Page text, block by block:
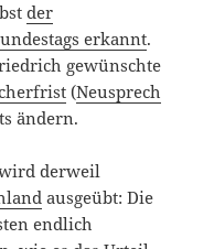
der
erkannt.
gewünschte
(Neusprech
ändern.
derweil
ausgeübt: Die
endlich